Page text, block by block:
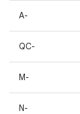
A-
QC-
M-
N-